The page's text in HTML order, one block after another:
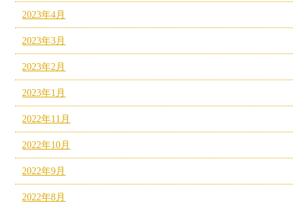
2023年4月
2023年3月
2023年2月
2023年1月
2022年11月
2022年10月
2022年9月
2022年8月